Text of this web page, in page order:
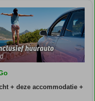
+ deze accommodatie +